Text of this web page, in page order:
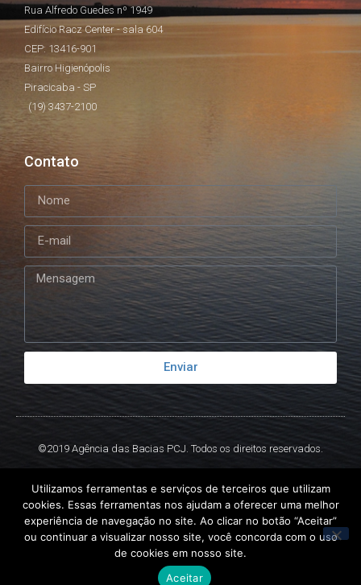
Rua Alfredo Guedes nº 1949
Edifício Racz Center - sala 604
CEP: 13416-901
Bairro Higienópolis
Piracicaba - SP
(19) 3437-2100
Contato
Enviar
©2019 Agência das Bacias PCJ. Todos os direitos reservados.
Utilizamos ferramentas e serviços de terceiros que utilizam
cookies. Essas ferramentas nos ajudam a oferecer uma melhor
experiência de navegação no site. Ao clicar no botão “Aceitar”
ou continuar a visualizar nosso site, você concorda com o uso
de cookies em nosso site.
Aceitar